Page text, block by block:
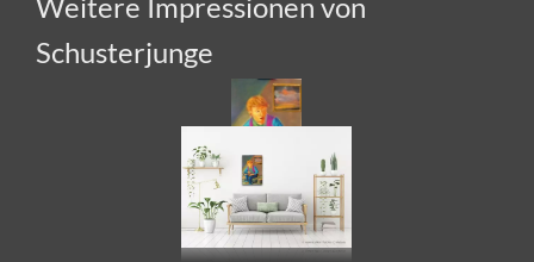
Schusterjunge